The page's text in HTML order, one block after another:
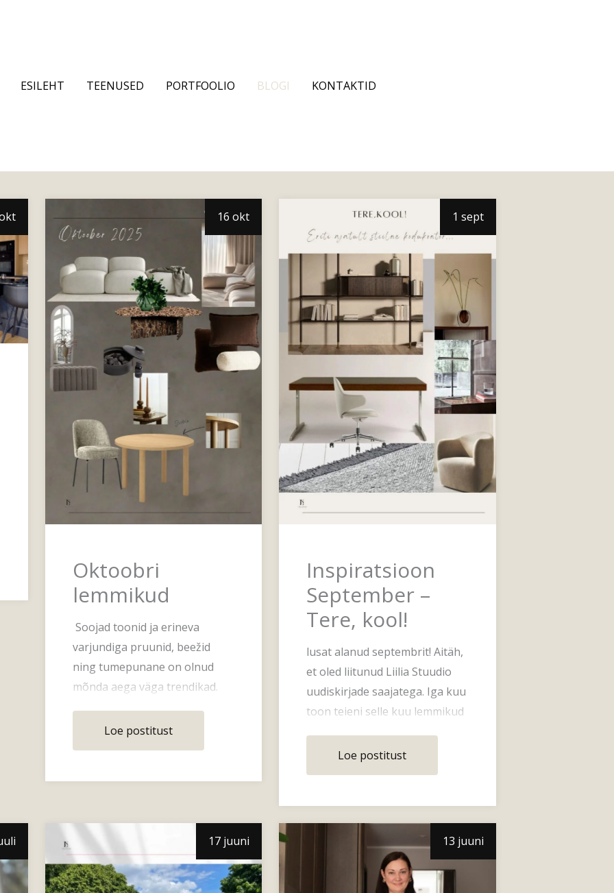
ESILEHT TEENUSED PORTFOOLIO BLOGI KONTAKTID
16 okt
Oktoobri
lemmikud
Soojad toonid ja erineva
varjundiga pruunid, beežid
ning tumepunane on olnud
mõnda aega väga trendikad.
elegantsed n
Loe postitust
1 sept
Inspiratsioon
September –
Tere, kool!
lusat alanud septembrit! Aitäh,
et oled liitunud Liilia Stuudio
uudiskirjade saajatega. Iga kuu
toon teieni selle kuu lemmikud
Loe postitust
17 juuni 13 juuni